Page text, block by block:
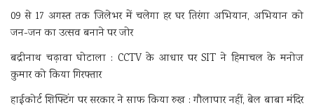
09 से 17 अगस्त तक जिलेभर में चलेगा हर घर तिरंगा अभियान, अभियान को
जन-जन का उत्सव बनाने पर जोर
बद्रीनाथ चढ़ावा घोटाला : CCTV के आधार पर SIT ने हिमाचल के मनोज
कुमार को किया गिरफ्तार
हाईकोर्ट शिफ्टिंग पर सरकार ने साफ किया रुख : गौलापार नहीं, बेल बाबा मंदिर